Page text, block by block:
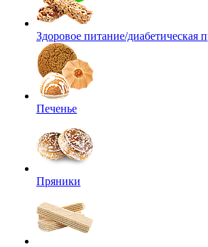
Здоровое питание/диабетическая
Печенье
Пряники